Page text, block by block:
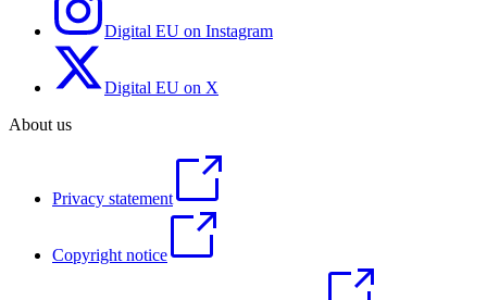
Digital EU on Instagram
Digital EU on X
About us
Privacy statement
Copyright notice